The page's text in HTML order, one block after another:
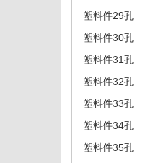
塑料件29孔
塑料件30孔
塑料件31孔
塑料件32孔
塑料件33孔
塑料件34孔
塑料件35孔